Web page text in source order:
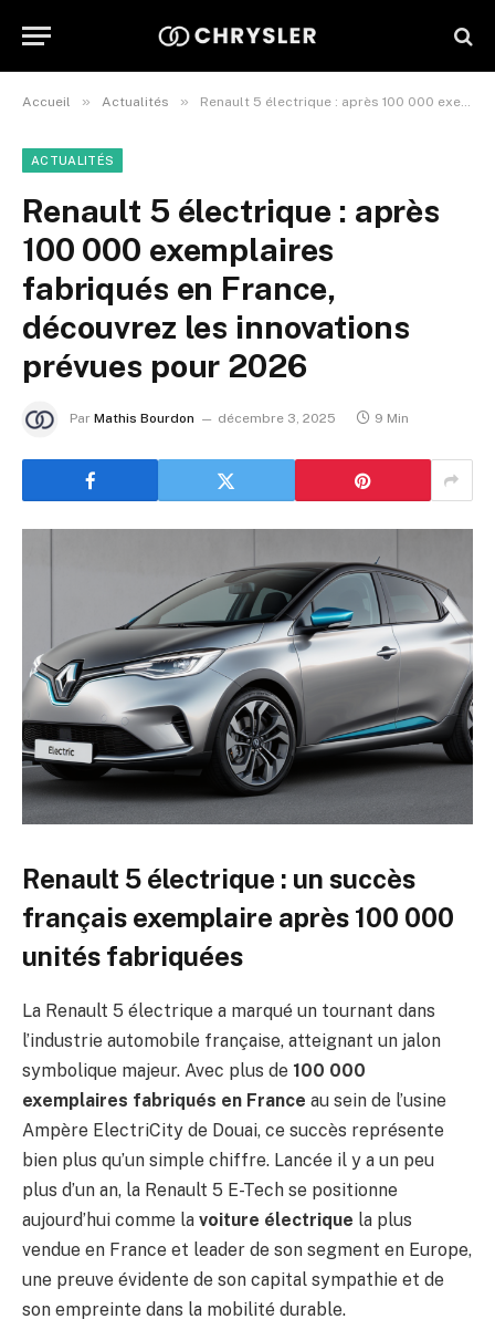
Accueil » Actualités » Renault 5 électrique : après 100 000 exemplaires fabriqués en France, découvrez les innovations prévues pour 2026
ACTUALITÉS
Renault 5 électrique : après
100 000 exemplaires
fabriqués en France,
découvrez les innovations
prévues pour 2026
Par Mathis Bourdon décembre 3, 2025 9 Min
Renault 5 électrique : un succès
français exemplaire après 100 000
unités fabriquées
La Renault 5 électrique a marqué un tournant dans
l’industrie automobile française, atteignant un jalon
symbolique majeur. Avec plus de 100 000
exemplaires fabriqués en France au sein de l’usine
Ampère ElectriCity de Douai, ce succès représente
bien plus qu’un simple chiffre. Lancée il y a un peu
plus d’un an, la Renault 5 E-Tech se positionne
aujourd’hui comme la voiture électrique la plus
vendue en France et leader de son segment en Europe,
une preuve évidente de son capital sympathie et de
son empreinte dans la mobilité durable.